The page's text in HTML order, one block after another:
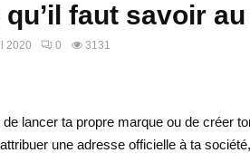
qu’il faut savoir
2020 0 3131
lancer ta propre marque ou de créer
une adresse officielle à ta